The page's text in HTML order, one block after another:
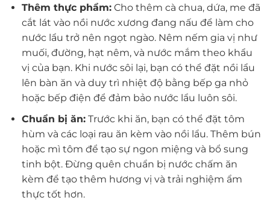
Thêm thực phẩm:Cho thêm cà chua, dứa, me đã
cắt lát vào nồi nước xương đang nấu để làm cho
nước lẩu trở nên ngọt ngào. Nêm nếm gia vị như
muối, đường, hạt nêm, và nước mắm theo khẩu
vị của bạn. Khi nước sôi lại, bạn có thể đặt nồi lẩu
lên bàn ăn và duy trì nhiệt độ bằng bếp ga nhỏ
hoặc bếp điện để đảm bảo nước lẩu luôn sôi.
Chuẩn bị ăn:Trước khi ăn, bạn có thể đặt tôm
hùm và các loại rau ăn kèm vào nồi lẩu. Thêm bún
hoặc mì tôm để tạo sự ngon miệng và bổ sung
tinh bột. Đừng quên chuẩn bị nước chấm ăn
kèm để tạo thêm hương vị và trải nghiệm ẩm
thực tốt hơn.